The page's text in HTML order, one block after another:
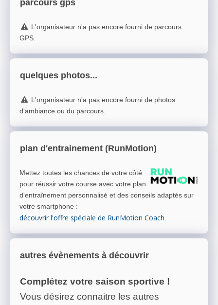
parcours gps
L'organisateur n'a pas encore fourni de parcours
GPS.
quelques photos...
L'organisateur n'a pas encore fourni de photos
d'ambiance ou du parcours.
plan d'entrainement (RunMotion)
Mettez toutes les chances de votre côté
pour réussir votre course avec votre plan
d'entraînement personnalisé et des conseils adaptés sur
votre smartphone :
découvrir l'offre spéciale de RunMotion Coach.
autres évènements à découvrir
Complétez votre saison sportive !
Vous désirez connaitre les autres